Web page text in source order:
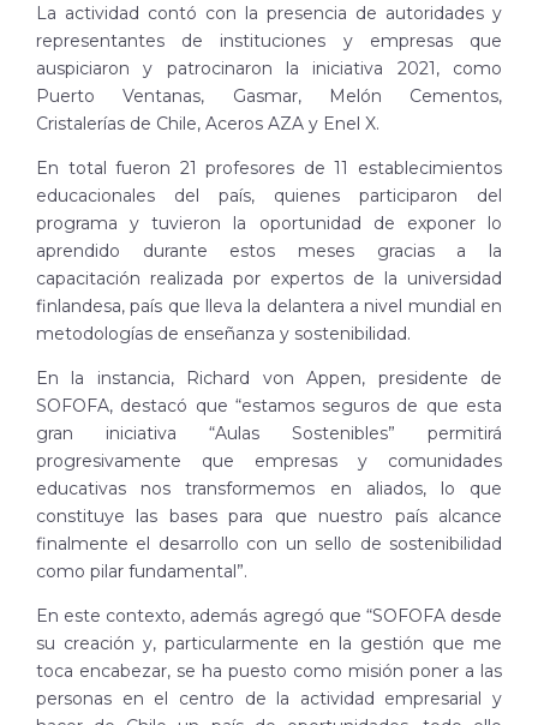
La actividad contó con la presencia de autoridades y
representantes de instituciones y empresas que
auspiciaron y patrocinaron la iniciativa 2021, como
Puerto Ventanas, Gasmar, Melón Cementos,
Cristalerías de Chile, Aceros AZA y Enel X.
En total fueron 21 profesores de 11 establecimientos
educacionales del país, quienes participaron del
programa y tuvieron la oportunidad de exponer lo
aprendido durante estos meses gracias a la
capacitación realizada por expertos de la universidad
finlandesa, país que lleva la delantera a nivel mundial en
metodologías de enseñanza y sostenibilidad.
En la instancia, Richard von Appen, presidente de
SOFOFA, destacó que “estamos seguros de que esta
gran iniciativa “Aulas Sostenibles” permitirá
progresivamente que empresas y comunidades
educativas nos transformemos en aliados, lo que
constituye las bases para que nuestro país alcance
finalmente el desarrollo con un sello de sostenibilidad
como pilar fundamental”.
En este contexto, además agregó que “SOFOFA desde
su creación y, particularmente en la gestión que me
toca encabezar, se ha puesto como misión poner a las
personas en el centro de la actividad empresarial y